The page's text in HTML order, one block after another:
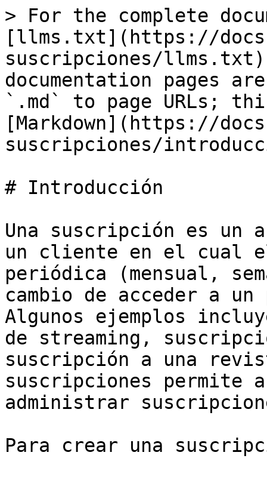
> For the complete
[llms.txt](https://
suscripciones/
documentation pages
`.md` to page URLs;
[Markdown](https://
suscripciones/
# Introducción
Una suscripción es un
un cliente en el cual
periódica (mensual,
cambio de acceder a
Algunos ejemplos
de streaming,
suscripción a una
suscripciones permite
administrar
Para crear una